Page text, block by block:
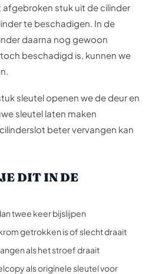
afgebroken stuk uit de cilinder
te beschadigen. In de
daarna nog gewoon
beschadigd is, kunnen we
sleutel openen we de deur en
sleutel laten maken
beter vervangen kan
DIT IN DE
twee keer bijslijpen
getrokken is of slecht draait
als het stroef draait
als originele sleutel voor